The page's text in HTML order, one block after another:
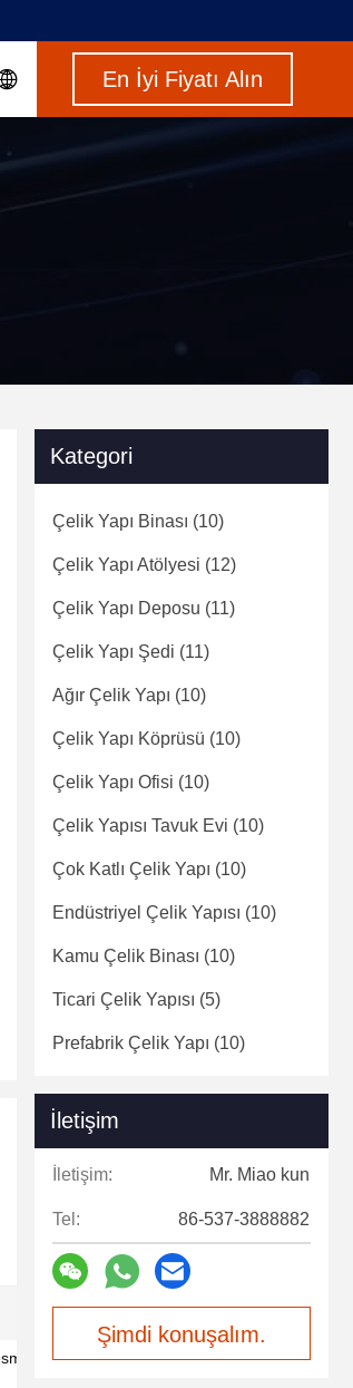
En İyi Fiyatı Alın
Delme, Sprey
Kategori
Çelik Yapı Binası (10)
Çelik Yapı Atölyesi (12)
Çelik Yapı Deposu (11)
Çelik Yapı Şedi (11)
Ağır Çelik Yapı (10)
Çelik Yapı Köprüsü (10)
Çelik Yapı Ofisi (10)
Çelik Yapısı Tavuk Evi (10)
Çok Katlı Çelik Yapı (10)
Endüstriyel Çelik Yapısı (10)
Kamu Çelik Binası (10)
Ticari Çelik Yapısı (5)
Prefabrik Çelik Yapı (10)
İletişim
İletişim: Mr. Miao kun
Tel: 86-537-3888882
Şimdi konuşalım.